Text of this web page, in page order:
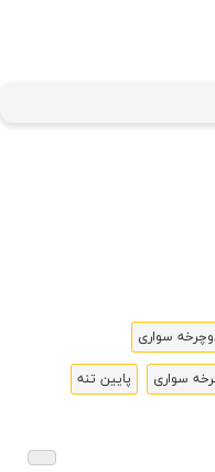
سواری
سواری پایین تنه